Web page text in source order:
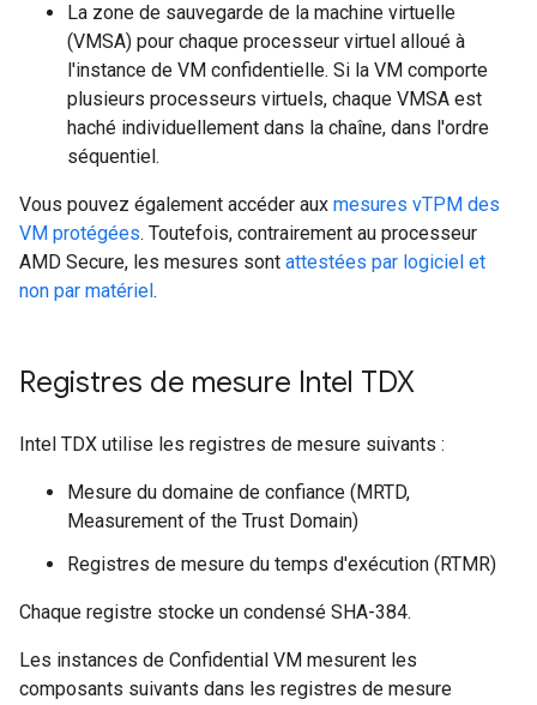
La zone de sauvegarde de la machine virtuelle
(VMSA) pour chaque processeur virtuel alloué à
l'instance de VM confidentielle. Si la VM comporte
plusieurs processeurs virtuels, chaque VMSA est
haché individuellement dans la chaîne, dans l'ordre
séquentiel.
Vous pouvez également accéder aux mesures vTPM des
VM protégées. Toutefois, contrairement au processeur
AMD Secure, les mesures sont attestées par logiciel et
non par matériel.
Registres de mesure Intel TDX
Intel TDX utilise les registres de mesure suivants :
Mesure du domaine de confiance (MRTD,
Measurement of the Trust Domain)
Registres de mesure du temps d'exécution (RTMR)
Chaque registre stocke un condensé SHA-384.
Les instances de Confidential VM mesurent les
composants suivants dans les registres de mesure